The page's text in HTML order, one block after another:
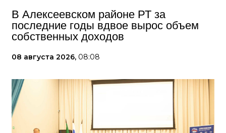
В Алексеевском районе РТ за
последние годы вдвое вырос объем
собственных доходов
08 августа 2026, 08:08